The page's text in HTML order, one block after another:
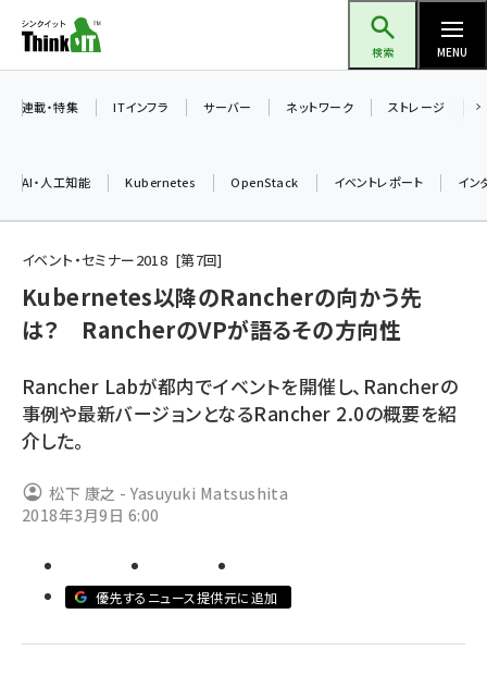
ン
ツ
検索 MENU
加藤銘のチーム貢献～仲間と築いた勝利の絆～ (2329)
iot女子会 (2295)
drupal (1966)
abc123 (1371)
ai crunch (1365)
連載・特集 ITインフラ サーバー ネットワーク ストレージ
AI・人工知能 Kubernetes OpenStack イベントレポート イン
イベント・セミナー2018 第7回
Kubernetes以降のRancherの向かう先
は？ RancherのVPが語るその方向性
Rancher Labが都内でイベントを開催し、Rancherの
事例や最新バージョンとなるRancher 2.0の概要を紹
介した。
松下 康之 - Yasuyuki Matsushita
2018年3月9日 6:00
優先するニュース提供元に追加